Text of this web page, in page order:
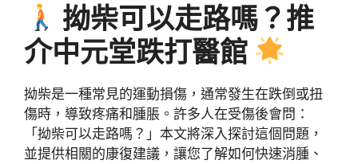
拗柴可以走路嗎？推
介中元堂跌打醫館
拗柴是一種常見的運動損傷，通常發生在跌倒或扭
傷時，導致疼痛和腫脹。許多人在受傷後會問：
「拗柴可以走路嗎？」本文將深入探討這個問題，
並提供相關的康復建議，讓您了解如何快速消腫、